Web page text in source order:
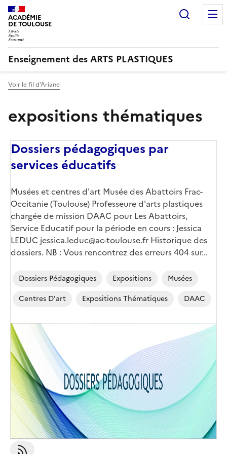
ACADÉMIE
DE TOULOUSE
Enseignement des ARTS PLASTIQUES
Voir le fil d’Ariane
expositions thématiques
Dossiers pédagogiques par
services éducatifs
Musées et centres d'art Musée des Abattoirs Frac-
Occitanie (Toulouse) Professeure d'arts plastiques
chargée de mission DAAC pour Les Abattoirs,
Service Educatif pour la période en cours : Jessica
LEDUC jessica.leduc@ac-toulouse.fr Historique des
dossiers. NB : Vous rencontrez des erreurs 404 sur...
Dossiers Pédagogiques Expositions
Musées
Centres D'art
Expositions Thématiques DAAC